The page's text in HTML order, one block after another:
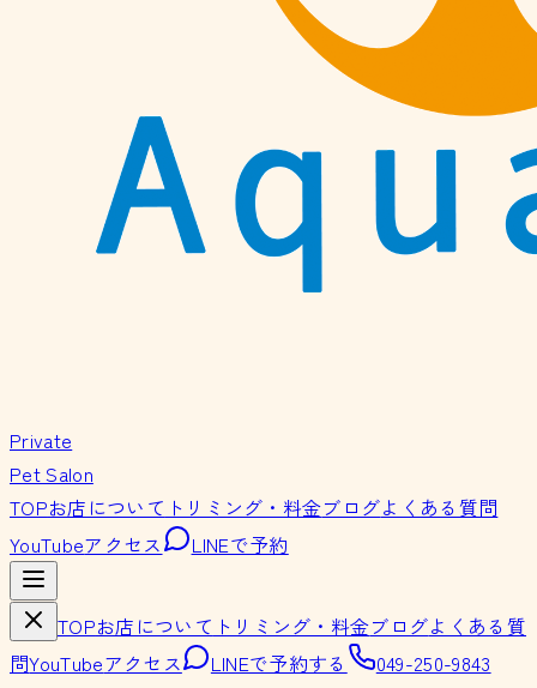
Private
Pet Salon
TOPお店について トリミング・料金ブログよくある質問
YouTubeアクセス LINEで予約
TOPお店について トリミング・料金ブログよくある質
問YouTubeアクセス LINEで予約する 049-250-9843